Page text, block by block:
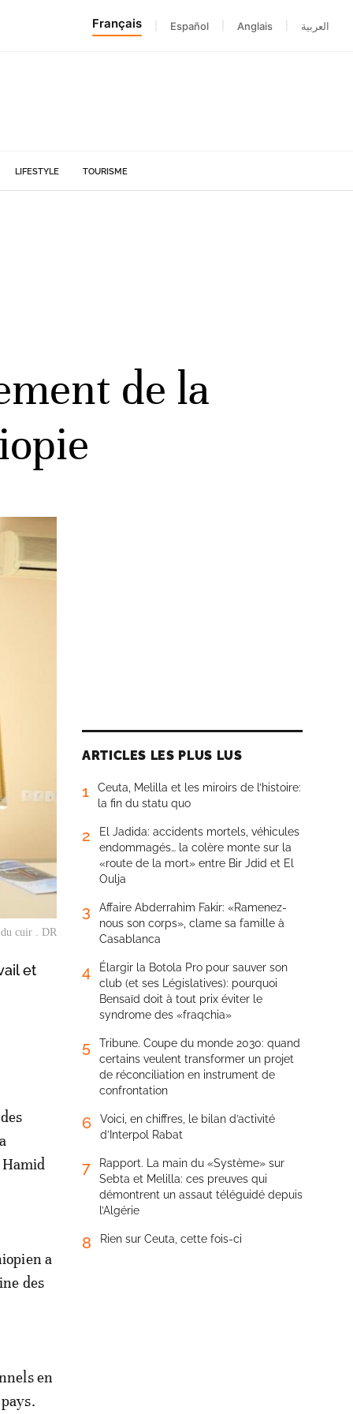
Français Español Anglais العربية
LIFESTYLE TOURISME
de la
du cuir . DR
et
a
des
en
ARTICLES LES PLUS LUS
1
Ceuta, Melilla et les miroirs de l’histoire:
la fin du statu quo
2
El Jadida: accidents mortels, véhicules
endommagés… la colère monte sur la
«route de la mort» entre Bir Jdid et El
Oulja
3
Affaire Abderrahim Fakir: «Ramenez-
nous son corps», clame sa famille à
Casablanca
4
Élargir la Botola Pro pour sauver son
club (et ses Législatives): pourquoi
Bensaïd doit à tout prix éviter le
syndrome des «fraqchia»
5
Tribune. Coupe du monde 2030: quand
certains veulent transformer un projet
de réconciliation en instrument de
confrontation
6
Voici, en chiffres, le bilan d’activité
d’Interpol Rabat
7
Rapport. La main du «Système» sur
Sebta et Melilla: ces preuves qui
démontrent un assaut téléguidé depuis
l’Algérie
8 Rien sur Ceuta, cette fois-ci